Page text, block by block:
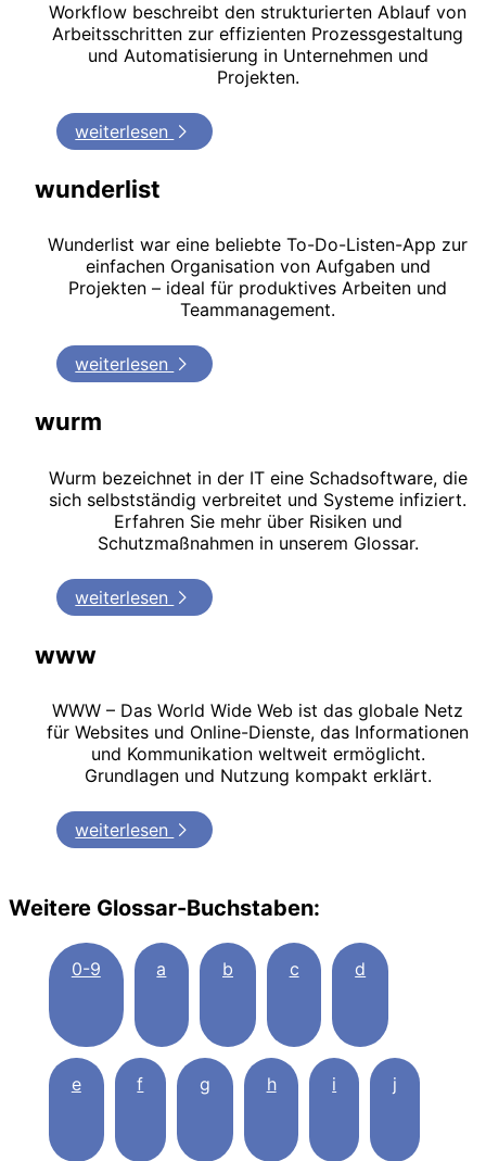
Workflow beschreibt den strukturierten Ablauf von
Arbeitsschritten zur effizienten Prozessgestaltung
und Automatisierung in Unternehmen und
Projekten.
weiterlesen
wunderlist
Wunderlist war eine beliebte To-Do-Listen-App zur
einfachen Organisation von Aufgaben und
Projekten – ideal für produktives Arbeiten und
Teammanagement.
weiterlesen
wurm
Wurm bezeichnet in der IT eine Schadsoftware, die
sich selbstständig verbreitet und Systeme infiziert.
Erfahren Sie mehr über Risiken und
Schutzmaßnahmen in unserem Glossar.
weiterlesen
www
WWW – Das World Wide Web ist das globale Netz
für Websites und Online-Dienste, das Informationen
und Kommunikation weltweit ermöglicht.
Grundlagen und Nutzung kompakt erklärt.
weiterlesen
Weitere Glossar-Buchstaben:
0-9 a b c d
e f g h i j